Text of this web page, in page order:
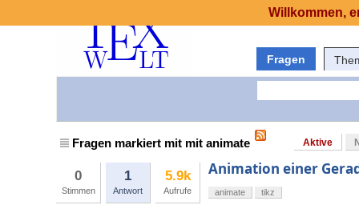
Fragen
Fragen markiert mit mit animate Aktive
0
Stimmen
1
Antwort
5.9k
Aufrufe
Animation einer
animate tikz
Willkommen,